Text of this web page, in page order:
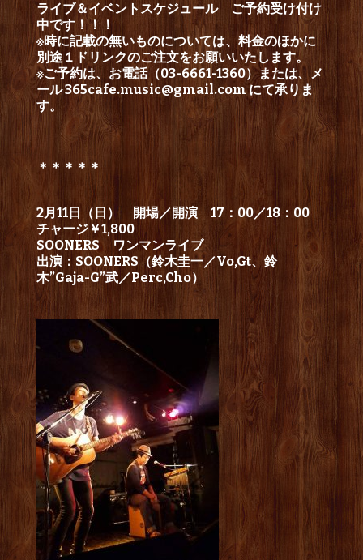
ライブ＆イベントスケジュールご予約受け付け
中です！！！
※時に記載の無いものについては、料金のほかに
別途１ドリンクのご注文をお願いいたします。
※ご予約は、お電話（03-6661-1360）または、メ
ール365cafe.music@gmail.comにて承りま
す。
＊＊＊＊＊
2月11日（日） 開場／開演 17：00／18：00
チャージ￥1,800
SOONERS ワンマンライブ
出演：SOONERS（鈴木圭一／Vo,Gt、鈴
木”Gaja-G”武／Perc,Cho）